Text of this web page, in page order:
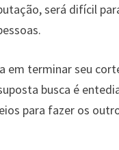
será difícil
em terminar seu
busca é
para fazer os